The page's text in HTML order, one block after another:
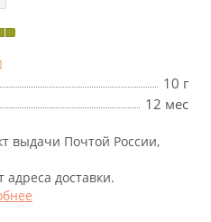
10 г
12 мес
выдачи Почтой России,
адреса доставки.